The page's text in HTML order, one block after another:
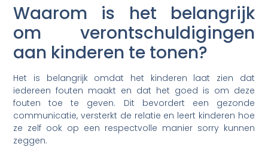
Waarom is het belangrijk
om verontschuldigingen
aan kinderen te tonen?
Het is belangrijk omdat het kinderen laat zien dat
iedereen fouten maakt en dat het goed is om deze
fouten toe te geven. Dit bevordert een gezonde
communicatie, versterkt de relatie en leert kinderen hoe
ze zelf ook op een respectvolle manier sorry kunnen
zeggen.